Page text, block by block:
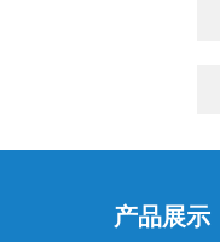
产品展示